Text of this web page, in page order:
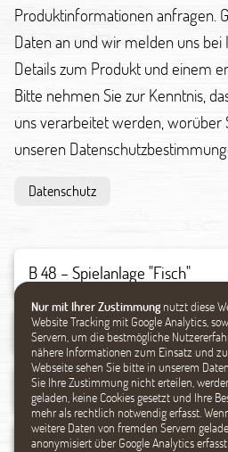
Nur mit Ihrer Zustimmung nutzt diese
Website Tracking mit Google Analytics,
Servern, um die bestmögliche
nähere Informationen zum Einsatz und
Webseite sehen Sie bitte in unserem
Sie Ihre Zustimmung nicht erteilen,
geladen, keine Cookies gesetzt und Ihre
mehr als rechtlich notwendig erfasst.
weitere Daten von fremden Servern
anonymisiert über Google Analytics
Produktinformationen anfragen.
Daten an und wir melden uns
Details zum Produkt und einem
Bitte nehmen Sie zur Kenntnis,
uns verarbeitet werden, worüber
unseren
Datenschutz